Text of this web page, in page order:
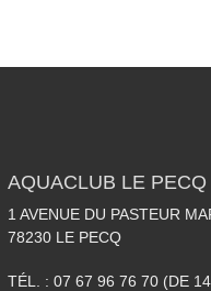
AQUACLUB LE PECQ
1 AVENUE DU PASTEUR
78230 LE PECQ
TÉL. : 07 67 96 76 70 (DE